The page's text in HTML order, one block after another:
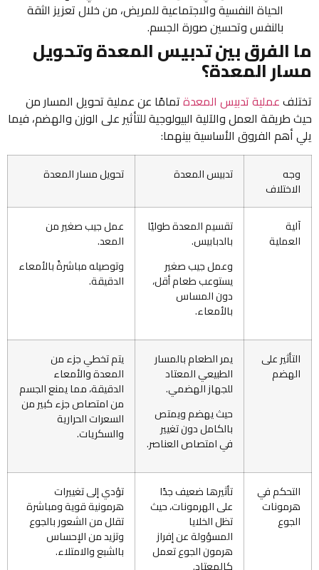
الحياة النفسية والاجتماعية للمريض، من خلال تعزيز الثقة
بالنفس وتحسين صورة الجسم.
ما الفرق بين تدبيس المعدة وتحويل
مسار المعدة؟
تختلفعملية تدبيس المعدةتمامًا عن عملية تحويل المسار من
حيث طريقة العمل والآلية البيولوجية للتأثير على الوزن والهضم، فيما
يلي أهم الفروق الأساسية بينهما:
وجه
الاختلاف
تدبيس المعدة تحويل مسار المعدة
آلية
العملية
تقسيم المعدة طوليًا
بالدبابيس.
وعمل جيب صغير
يستوعب طعام أقل،
دون المساس
بالأمعاء.
عمل جيب صغير من
المعد.
وتوصيله مباشرةً بالأمعاء
الدقيقة.
التأثير على
الهضم
يمر الطعام بالمسار
الطبيعي المعتاد
للجهاز الهضمي.
حيث يهضم ويمتص
بالكامل دون تغيير
في امتصاص العناصر.
يتم تخطي جزء من
المعدة والأمعاء
الدقيقة، مما يمنع الجسم
من امتصاص جزء كبير من
السعرات الحرارية
والسكريات.
التحكم في
هرمونات
الجوع
تأثيرها ضعيف جدًا
على الهرمونات، حيث
تظل الخلايا
المسؤولة عن إفراز
هرمون الجوع تعمل
كالمعتاد.
تؤدي إلى تغييرات
هرمونية قوية ومباشرة
تقلل من الشعور بالجوع
وتزيد من الإحساس
بالشبع والامتلاء.